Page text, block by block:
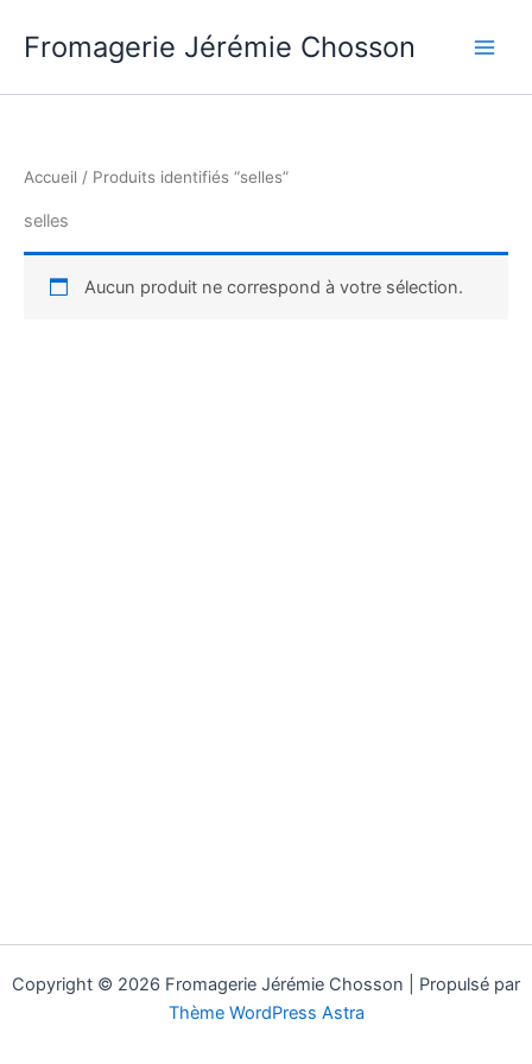
Fromagerie Jérémie Chosson
Accueil / Produits identifiés “selles”
selles
Aucun produit ne correspond à votre sélection.
Copyright © 2026 Fromagerie Jérémie Chosson | Propulsé par
Thème WordPress Astra